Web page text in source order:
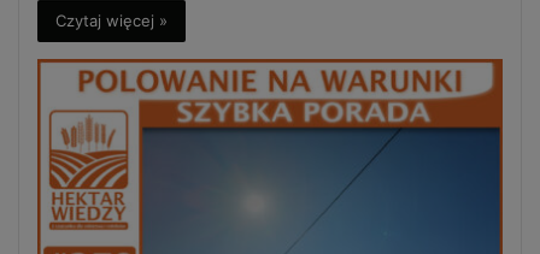
Czytaj więcej »